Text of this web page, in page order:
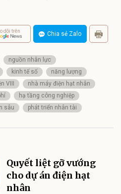
dõi trên Chia sẻ Zalo
nguồn nhân lực
kinh tế số
năng lượng
VIII
nhà máy điện hạt nhân
hạ tầng công nghiệp
sâu phát triển nhân tài
Quyết liệt gỡ vướng
cho dự án điện hạt
nhân